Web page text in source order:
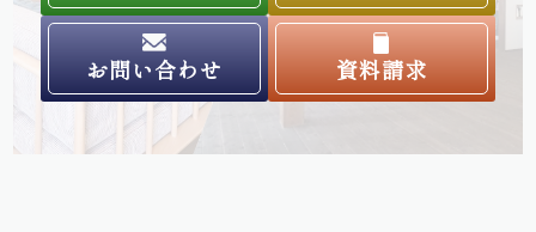
お問い合わせ 資料請求